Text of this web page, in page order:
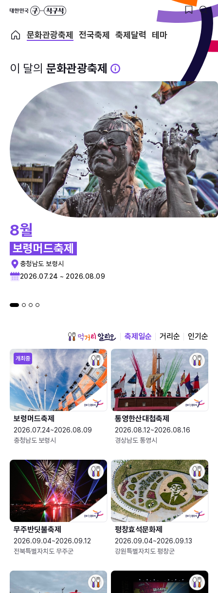
문화관광축제 전국축제 축제달력 테마
이 달의 문화관광축제
8월
보령머드축제
충청남도 보령시
2026.07.24 ~ 2026.08.09
축제일순 거리순 인기순
개최중
보령머드축제
2026.07.24~2026.08.09
충청남도 보령시
통영한산대첩축제
2026.08.12~2026.08.16
경상남도 통영시
무주반딧불축제
2026.09.04~2026.09.12
전북특별자치도 무주군
평창효석문화제
2026.09.04~2026.09.13
강원특별자치도 평창군